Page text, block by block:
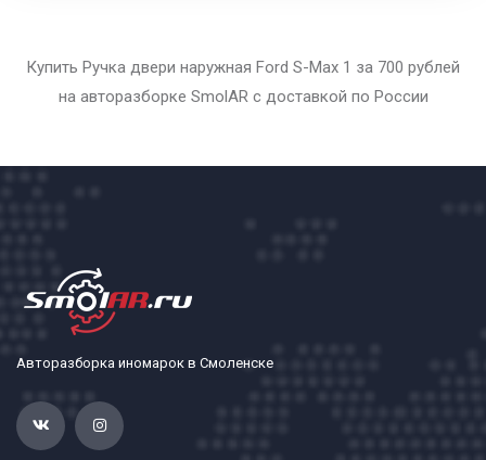
Купить Ручка двери наружная Ford S-Max 1 за 700 рублей
на авторазборке SmolAR с доставкой по России
Авторазборка иномарок в Смоленске